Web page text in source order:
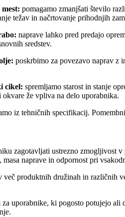
pomagamo zmanjšati število
težav in načrtovanje prihodnjih
naprave lahko pred predajo
sredstev.
poskrbimo za povezavo naprav z
cikel: spremljamo starost in stanje
okvare že vpliva na delo uporabnika.
iz tehničnih specifikacij.
zagotavljati ustrezno zmogljivost
naprave in odpornost pri
več produktnih družinah in različnih
uporabnike, ki pogosto potujejo